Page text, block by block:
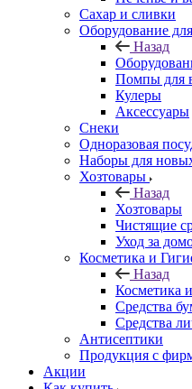
Сахар и сливки
Оборудование
Назад
Помпы для
Кулеры
Аксессуары
Снеки
Одноразовая
Наборы для
Хозтовары
Назад
Хозтовары
Чистящие
Уход за
Косметика и
Назад
Косметика
Средства
Средства
Антисептики
Продукция с
Акции